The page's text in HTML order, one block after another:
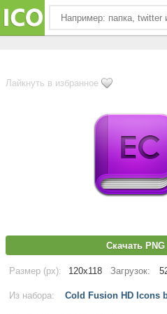
Лайкнуть в избранное
Скачать PNG
Размер (px): 120x118 Загрузок:
Из набора: Cold Fusion HD Icons